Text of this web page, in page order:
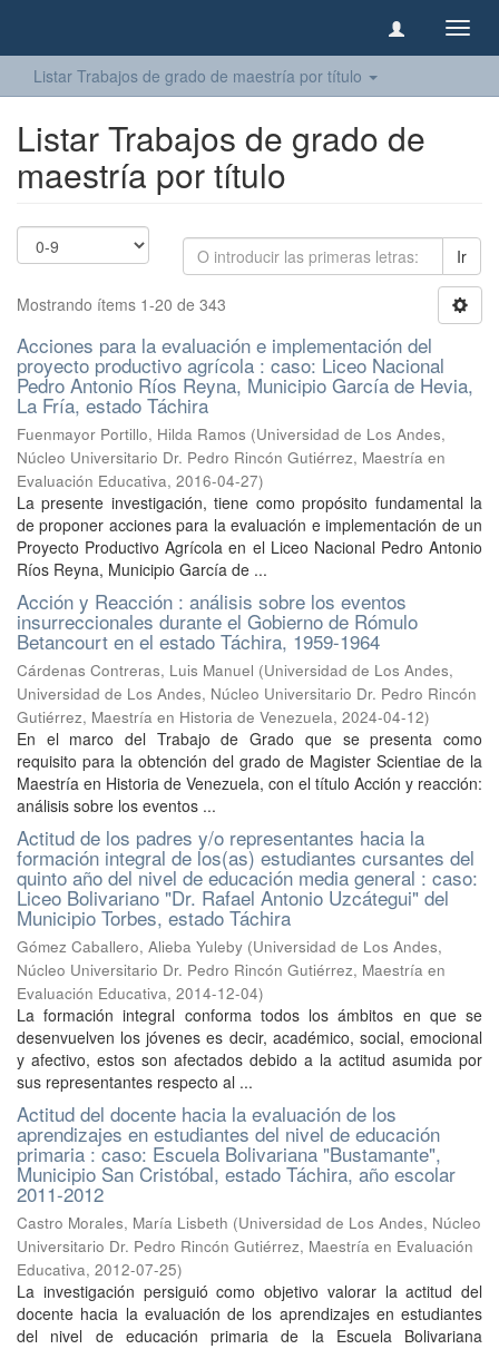
Listar Trabajos de grado de maestría por título
Listar Trabajos de grado de
maestría por título
Ir
Mostrando ítems 1-20 de 343
Acciones para la evaluación e implementación del
proyecto productivo agrícola : caso: Liceo Nacional
Pedro Antonio Ríos Reyna, Municipio García de Hevia,
La Fría, estado Táchira
Fuenmayor Portillo, Hilda Ramos (Universidad de Los Andes,
Núcleo Universitario Dr. Pedro Rincón Gutiérrez, Maestría en
Evaluación Educativa, 2016-04-27)
La presente investigación, tiene como propósito fundamental la
de proponer acciones para la evaluación e implementación de un
Proyecto Productivo Agrícola en el Liceo Nacional Pedro Antonio
Ríos Reyna, Municipio García de ...
Acción y Reacción : análisis sobre los eventos
insurreccionales durante el Gobierno de Rómulo
Betancourt en el estado Táchira, 1959-1964
Cárdenas Contreras, Luis Manuel (Universidad de Los Andes,
Universidad de Los Andes, Núcleo Universitario Dr. Pedro Rincón
Gutiérrez, Maestría en Historia de Venezuela, 2024-04-12)
En el marco del Trabajo de Grado que se presenta como
requisito para la obtención del grado de Magister Scientiae de la
Maestría en Historia de Venezuela, con el título Acción y reacción:
análisis sobre los eventos ...
Actitud de los padres y/o representantes hacia la
formación integral de los(as) estudiantes cursantes del
quinto año del nivel de educación media general : caso:
Liceo Bolivariano "Dr. Rafael Antonio Uzcátegui" del
Municipio Torbes, estado Táchira
Gómez Caballero, Alieba Yuleby (Universidad de Los Andes,
Núcleo Universitario Dr. Pedro Rincón Gutiérrez, Maestría en
Evaluación Educativa, 2014-12-04)
La formación integral conforma todos los ámbitos en que se
desenvuelven los jóvenes es decir, académico, social, emocional
y afectivo, estos son afectados debido a la actitud asumida por
sus representantes respecto al ...
Actitud del docente hacia la evaluación de los
aprendizajes en estudiantes del nivel de educación
primaria : caso: Escuela Bolivariana "Bustamante",
Municipio San Cristóbal, estado Táchira, año escolar
2011-2012
Castro Morales, María Lisbeth (Universidad de Los Andes, Núcleo
Universitario Dr. Pedro Rincón Gutiérrez, Maestría en Evaluación
Educativa, 2012-07-25)
La investigación persiguió como objetivo valorar la actitud del
docente hacia la evaluación de los aprendizajes en estudiantes
del nivel de educación primaria de la Escuela Bolivariana